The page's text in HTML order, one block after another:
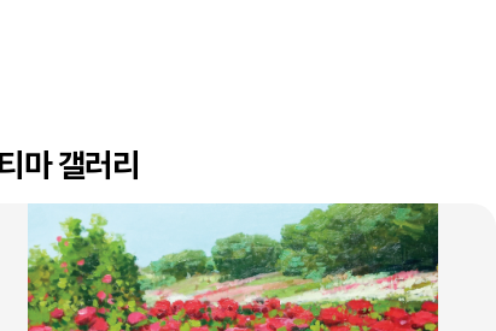
2026.07.30
대구파티마병원, 진단검사의학과
리모델링 축복식 개최
마 갤러리